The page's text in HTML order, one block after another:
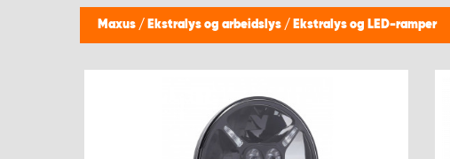
Maxus / Ekstralys og arbeidslys / Ekstralys og LED-ramper